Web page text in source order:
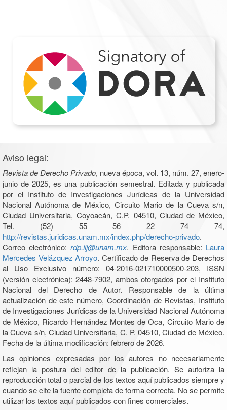
Aviso legal:
Revista de Derecho Privado, nueva época, vol. 13, núm. 27, enero-
junio de 2025, es una publicación semestral. Editada y publicada
por el Instituto de Investigaciones Jurídicas de la Universidad
Nacional Autónoma de México, Circuito Mario de la Cueva s/n,
Ciudad Universitaria, Coyoacán, C.P. 04510, Ciudad de México,
Tel. (52) 55 56 22 74 74,
http://revistas.juridicas.unam.mx/index.php/derecho-privado.
Correo electrónico: rdp.iij@unam.mx. Editora responsable: Laura
Mercedes Velázquez Arroyo. Certificado de Reserva de Derechos
al Uso Exclusivo número: 04-2016-021710000500-203, ISSN
(versión electrónica): 2448-7902, ambos otorgados por el Instituto
Nacional del Derecho de Autor. Responsable de la última
actualización de este número, Coordinación de Revistas, Instituto
de Investigaciones Jurídicas de la Universidad Nacional Autónoma
de México, Ricardo Hernández Montes de Oca, Circuito Mario de
la Cueva s/n, Ciudad Universitaria, C. P. 04510, Ciudad de México.
Fecha de la última modificación: febrero de 2026.
Las opiniones expresadas por los autores no necesariamente
reflejan la postura del editor de la publicación. Se autoriza la
reproducción total o parcial de los textos aquí publicados siempre y
cuando se cite la fuente completa de forma correcta. No se permite
utilizar los textos aquí publicados con fines comerciales.